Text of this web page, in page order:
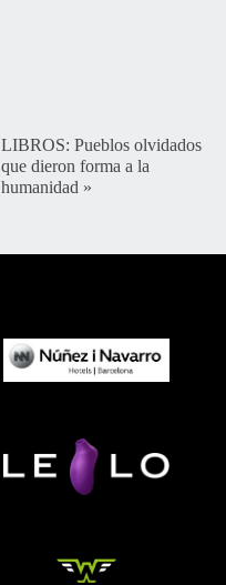
LIBROS: Pueblos olvidados
que dieron forma a la
humanidad »